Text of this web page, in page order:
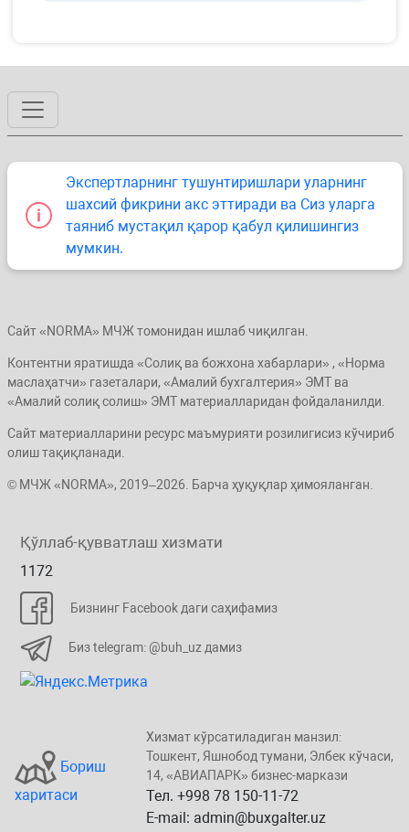
Экспертларнинг тушунтиришлари уларнинг
шахсий фикрини акс эттиради ва Сиз уларга
таяниб мустақил қарор қабул қилишингиз
мумкин.
Сайт «NORMA» МЧЖ томонидан ишлаб чиқилган.
Контентни яратишда «Солиқ ва божхона хабарлари» , «Норма
маслаҳатчи» газеталари, «Амалий бухгалтерия» ЭМТ ва
«Амалий солиқ солиш» ЭМТ материалларидан фойдаланилди.
Сайт материалларини ресурс маъмурияти розилигисиз кўчириб
олиш тақиқланади.
© МЧЖ «NORMA», 2019–2026. Барча ҳуқуқлар ҳимояланган.
Қўллаб-қувватлаш хизмати
1172
Бизнинг Facebook даги саҳифамиз
Биз telegram: @buh_uz дамиз
Бориш
харитаси
Хизмат кўрсатиладиган манзил:
Тошкент, Яшнобод тумани, Элбeк кўчаси,
14, «ABИАПAPК» бизнеc-маркази
Тел. +998 78 150-11-72
E-mail: admin@buxgalter.uz